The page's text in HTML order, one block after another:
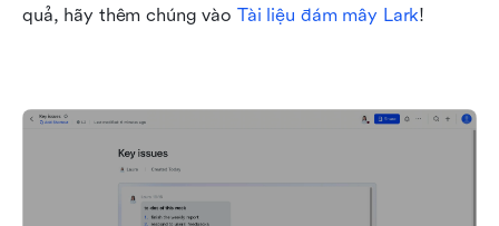
quả, hãy thêm chúng vào Tài liệu đám mây Lark!